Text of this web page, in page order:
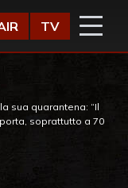
TV
sua quarantena: “Il
soprattutto a 70